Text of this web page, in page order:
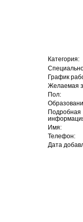
Категория:
График
Желаемая
Пол:
Подробная
Имя:
Телефон:
Дата